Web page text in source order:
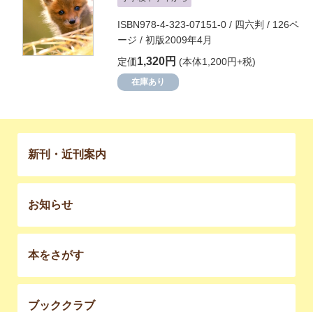
ISBN978-4-323-07151-0 / 四六判 / 126ペ
ージ / 初版2009年4月
定価1,320円 (本体1,200円+税)
在庫あり
新刊・近刊案内
お知らせ
本をさがす
ブッククラブ